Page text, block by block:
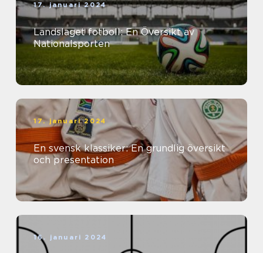
17. januari 2024
Landslaget fotboll: En Översikt av
Nationalsporten
17. januari 2024
En svensk klassiker: En grundlig översikt
och presentation
16. januari 2024